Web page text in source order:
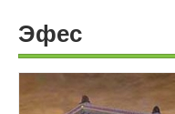
Эфес